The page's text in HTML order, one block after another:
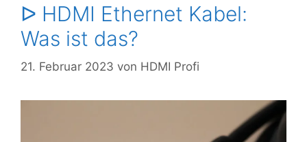
ᐅ HDMI Ethernet Kabel:
Was ist das?
21. Februar 2023 von HDMI Profi